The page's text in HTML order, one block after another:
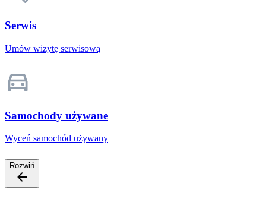
Serwis
Umów wizytę serwisową
Samochody używane
Wyceń samochód używany
Rozwiń